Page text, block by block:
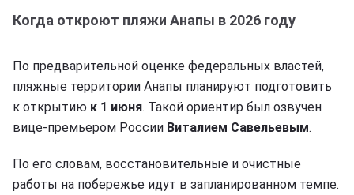
Когда откроют пляжи Анапы в 2026 году
По предварительной оценке федеральных властей,
пляжные территории Анапы планируют подготовить
к открытию к 1 июня. Такой ориентир был озвучен
вице-премьером России Виталием Савельевым.
По его словам, восстановительные и очистные
работы на побережье идут в запланированном темпе.